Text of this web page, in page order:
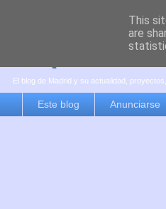
es por
El blog de Madrid y su actualidad,
Este blog Anunciarse
This
are